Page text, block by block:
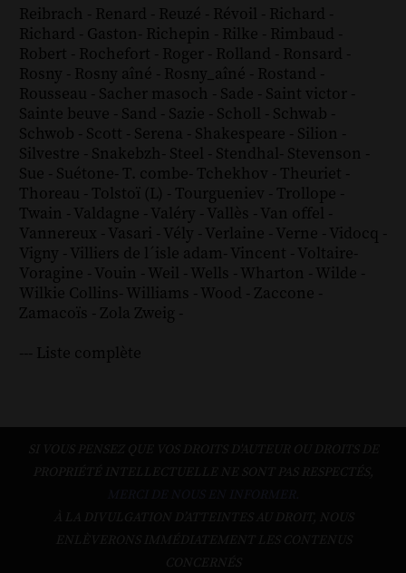
Reibrach - Renard - Reuzé - Révoil - Richard -
Richard - Gaston- Richepin - Rilke - Rimbaud -
Robert - Rochefort - Roger - Rolland - Ronsard -
Rosny - Rosny aîné - Rosny_aîné - Rostand -
Rousseau - Sacher masoch - Sade - Saint victor -
Sainte beuve - Sand - Sazie - Scholl - Schwab -
Schwob - Scott - Serena - Shakespeare - Silion -
Silvestre - Snakebzh- Steel - Stendhal- Stevenson -
Sue - Suétone- T. combe- Tchekhov - Theuriet -
Thoreau - Tolstoï (L) - Tourgueniev - Trollope -
Twain - Valdagne - Valéry - Vallès - Van offel -
Vannereux - Vasari - Vély - Verlaine - Verne - Vidocq -
Vigny - Villiers de l´isle adam- Vincent - Voltaire-
Voragine - Vouin - Weil - Wells - Wharton - Wilde -
Wilkie Collins- Williams - Wood - Zaccone -
Zamacoïs - Zola Zweig -
--- Liste complète